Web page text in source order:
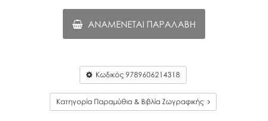
ΑΝΑΜΈΝΕΤΑΙ ΠΑΡΑΛΑΒΉ
Κωδικός 9789606214318
Κατηγορία Παραμύθια & Βιβλία Ζωγραφικής